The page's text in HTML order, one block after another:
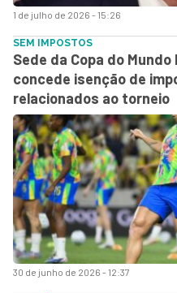
1 de julho de 2026 - 15:26
30 de junho de 2026 - 12:37
SEM IMPOSTOS
Sede da Copa do
concede isenção de
relacionados ao torneio